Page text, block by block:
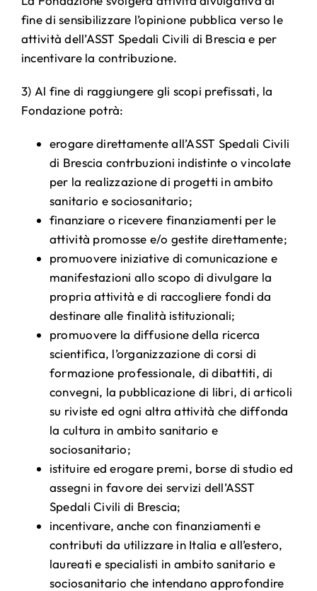
fine di sensibilizzare l’opinione pubblica verso le
attività dell’ASST Spedali Civili di Brescia e per
incentivare la contribuzione.
3) Al fine di raggiungere gli scopi prefissati, la
Fondazione potrà:
erogare direttamente all’ASST Spedali Civili
di Brescia contrbuzioni indistinte o vincolate
per la realizzazione di progetti in ambito
sanitario e sociosanitario;
finanziare o ricevere finanziamenti per le
attività promosse e/o gestite direttamente;
promuovere iniziative di comunicazione e
manifestazioni allo scopo di divulgare la
propria attività e di raccogliere fondi da
destinare alle finalità istituzionali;
promuovere la diffusione della ricerca
scientifica, l’organizzazione di corsi di
formazione professionale, di dibattiti, di
convegni, la pubblicazione di libri, di articoli
su riviste ed ogni altra attività che diffonda
la cultura in ambito sanitario e
sociosanitario;
istituire ed erogare premi, borse di studio ed
assegni in favore dei servizi dell’ASST
Spedali Civili di Brescia;
incentivare, anche con finanziamenti e
contributi da utilizzare in Italia e all’estero,
laureati e specialisti in ambito sanitario e
sociosanitario che intendano approfondire